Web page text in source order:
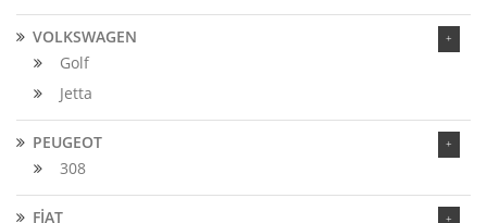
VOLKSWAGEN
Golf
Jetta
PEUGEOT
308
FİAT